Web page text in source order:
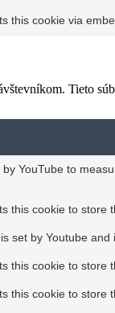
this cookie via
Tieto
by YouTube to
this cookie to store
set by Youtube
this cookie to store
this cookie to store